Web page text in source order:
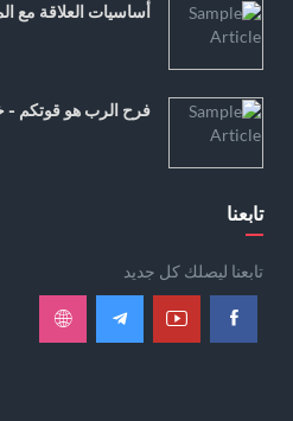
أساسيات العلاقة مع
فرح الرب هو قوتكم -
تابعنا
تابعنا ليصلك كل جديد